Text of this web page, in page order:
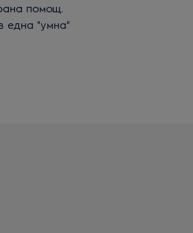
помощ.
една "умна"